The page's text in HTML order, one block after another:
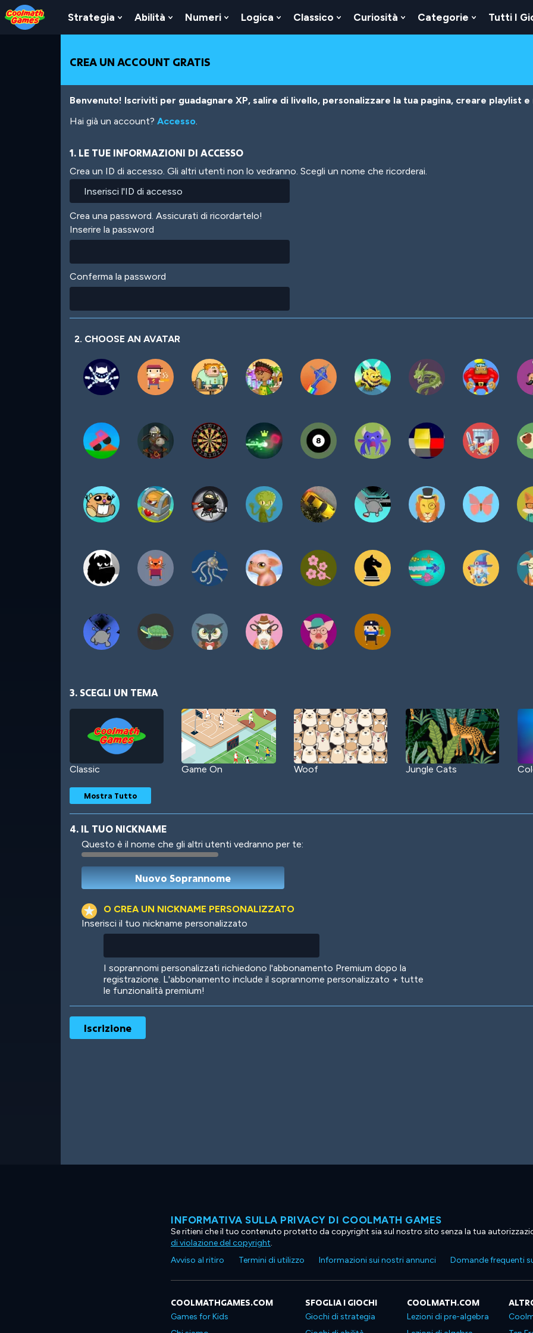
Skip
to
Top
Skip
to
Navigation
Skip
to
Main
Skip
to
Footer
Salta
al
contenuto
Strategia
Show
Submenu
Strategia
Abilità
Show
Submenu
Abilità
Numeri
Show
Submenu
Logica
Show
Submenu
Classico
Show
Submenu
Curiosità
Show
Submenu
Categorie
Show
Submenu
Tutti I
CREA UN ACCOUNT GRATIS
Benvenuto! Iscriviti per guadagnare XP, salire di livello, personalizzare la tua pagina, creare playlist
Hai già un account? Accesso.
1. LE TUE INFORMAZIONI DI ACCESSO
Crea un ID di accesso. Gli altri utenti non lo vedranno. Scegli un nome che ricorderai.
Crea una password. Assicurati di ricordartelo!
Inserire la password
Conferma la password
2. CHOOSE AN AVATAR
3. SCEGLI UN TEMA
Classic Game On Woof Jungle Cats
Robotic International
Ooh! Aah!
Mostra Tutto
4. IL TUO NICKNAME
Questo è il nome che gli altri utenti vedranno per te:
O CREA UN NICKNAME PERSONALIZZATO
Inserisci il tuo nickname personalizzato
I soprannomi personalizzati richiedono l'abbonamento Premium dopo la
registrazione. L'abbonamento include il soprannome personalizzato + tutte
le funzionalità premium!
INFORMATIVA SULLA PRIVACY DI COOLMATH GAMES
Se ritieni che il tuo contenuto protetto da copyright sia sul nostro sito senza la tua
di violazione del copyright.
Avviso al ritiro
Termini di utilizzo Informazioni sui nostri annunci Domande frequenti
COOLMATHGAMES.COM
Games for Kids
SFOGLIA I GIOCHI
Giochi di strategia
COOLMATH.COM
Lezioni di pre-algebra